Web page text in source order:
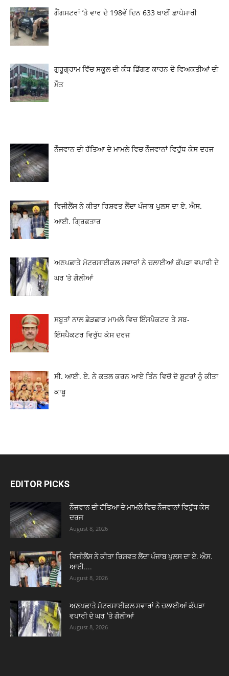
ਗੈਂਗਸਟਰਾਂ ’ਤੇ ਵਾਰ ਦੇ 198ਵੇਂ ਦਿਨ 633 ਥਾਈਂ ਛਾਪੇਮਾਰੀ
ਗੁਰੂਗ੍ਰਾਮ ਵਿੱਚ ਸਕੂਲ ਦੀ ਕੰਧ ਡਿੱਗਣ ਕਾਰਨ ਦੋ ਵਿਅਕਤੀਆਂ ਦੀ
ਮੌਤ
ਨੌਜਵਾਨ ਦੀ ਹੱਤਿਆ ਦੇ ਮਾਮਲੇ ਵਿਚ ਨੌਜਵਾਨਾਂ ਵਿਰੁੱਧ ਕੇਸ ਦਰਜ
ਵਿਜੀਲੈਂਸ ਨੇ ਕੀਤਾ ਰਿਸ਼ਵਤ ਲੈਂਦਾ ਪੰਜਾਬ ਪੁਲਸ ਦਾ ਏ. ਐਸ.
ਆਈ. ਗ੍ਰਿਫ਼ਤਾਰ
ਅਣਪਛਾਤੇ ਮੋਟਰਸਾਈਕਲ ਸਵਾਰਾਂ ਨੇ ਚਲਾਈਆਂ ਕੱਪੜਾ ਵਪਾਰੀ ਦੇ
ਘਰ ‘ਤੇ ਗੋਲੀਆਂ
ਸਬੂਤਾਂ ਨਾਲ ਛੇੜਛਾੜ ਮਾਮਲੇ ਵਿਚ ਇੰਸਪੈਕਟਰ ਤੇ ਸਬ-
ਇੰਸਪੈਕਟਰ ਵਿਰੁੱਧ ਕੇਸ ਦਰਜ
ਸੀ. ਆਈ. ਏ. ਨੇ ਕਤਲ ਕਰਨ ਆਏ ਤਿੰਨ ਵਿਚੋਂ ਦੋ ਸ਼ੂਟਰਾਂ ਨੂੰ ਕੀਤਾ
ਕਾਬੂ
EDITOR PICKS
ਨੌਜਵਾਨ ਦੀ ਹੱਤਿਆ ਦੇ ਮਾਮਲੇ ਵਿਚ ਨੌਜਵਾਨਾਂ ਵਿਰੁੱਧ ਕੇਸ
ਦਰਜ
August 8, 2026
ਵਿਜੀਲੈਂਸ ਨੇ ਕੀਤਾ ਰਿਸ਼ਵਤ ਲੈਂਦਾ ਪੰਜਾਬ ਪੁਲਸ ਦਾ ਏ. ਐਸ.
ਆਈ....
August 8, 2026
ਅਣਪਛਾਤੇ ਮੋਟਰਸਾਈਕਲ ਸਵਾਰਾਂ ਨੇ ਚਲਾਈਆਂ ਕੱਪੜਾ
ਵਪਾਰੀ ਦੇ ਘਰ ‘ਤੇ ਗੋਲੀਆਂ
August 8, 2026